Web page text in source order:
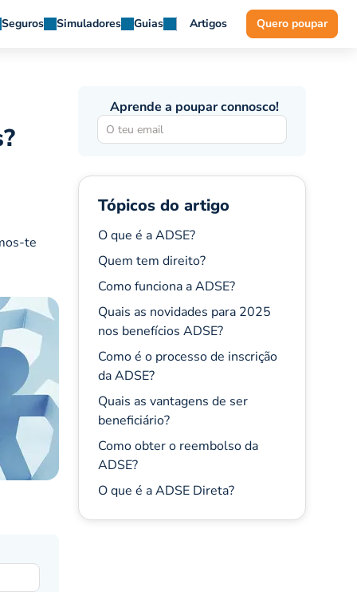
Seguros Simuladores Guias Artigos Quero poupar
te
Aprende a poupar connosco!
Tópicos do artigo
O que é a ADSE?
Quem tem direito?
Como funciona a ADSE?
Quais as novidades para 2025
nos benefícios ADSE?
Como é o processo de inscrição
da ADSE?
Quais as vantagens de ser
beneficiário?
Como obter o reembolso da
ADSE?
O que é a ADSE Direta?